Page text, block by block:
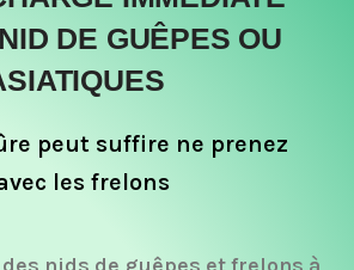
DE GUÊPES OU
peut suffire ne prenez
les frelons